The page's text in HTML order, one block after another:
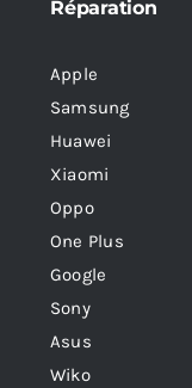
Réparation
Apple
Samsung
Huawei
Xiaomi
Oppo
One Plus
Google
Sony
Asus
Wiko